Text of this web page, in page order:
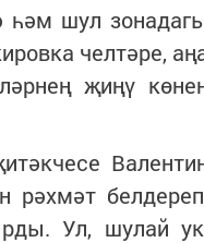
һәм шул
челтәре,
җиңү
рәхмәт
Ул, шулай